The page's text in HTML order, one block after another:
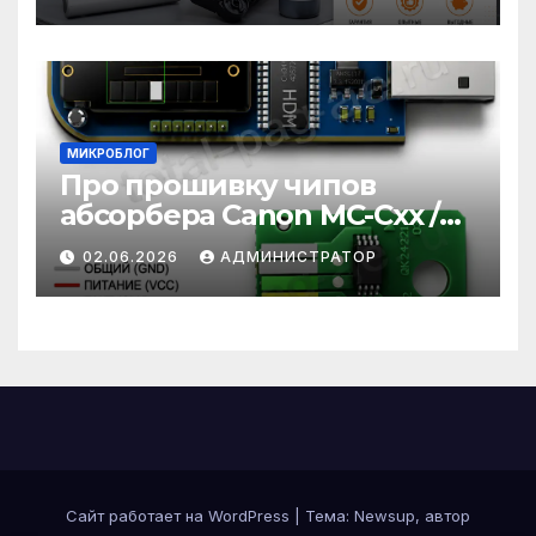
МИКРОБЛОГ
Про прошивку чипов
абсорбера Canon MC-Cxx /
MC-xx / MC-Gxx
02.06.2026 АДМИНИСТРАТОР
Сайт работает на WordPress Тема: Newsup, автор